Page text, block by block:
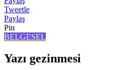
Tweetle
Paylaş
Pin
BELGESEL
Yazı gezinmesi